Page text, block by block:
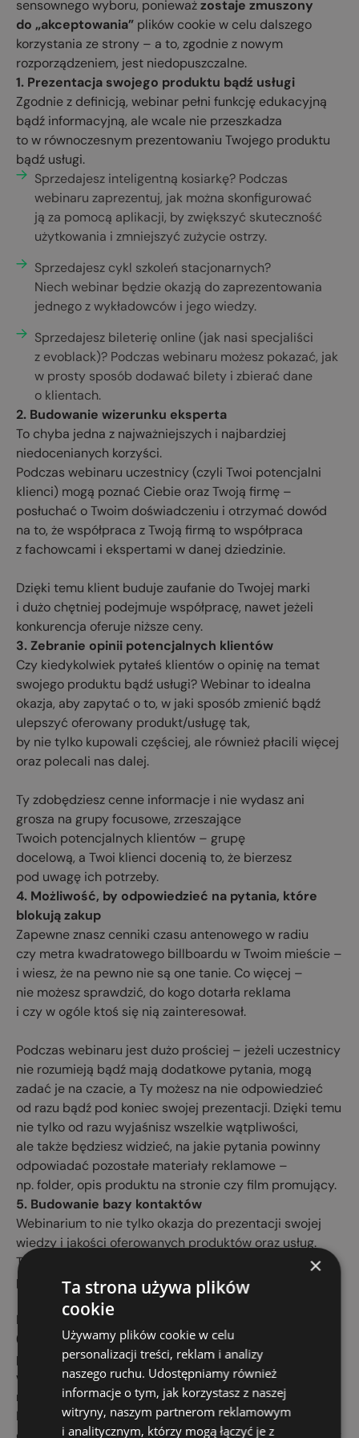
sensownego wyboru, ponieważzostaje zmuszony
do „akceptowania” plików cookie w celu dalszego
korzystania ze strony – a to, zgodnie z nowym
rozporządzeniem, jest niedopuszczalne.
1. Prezentacja swojego produktu bądź usługi
Zgodnie z definicją, webinar pełni funkcję edukacyjną
bądź informacyjną, ale wcale nie przeszkadza
to w równoczesnym prezentowaniu Twojego produktu
bądź usługi.
Sprzedajesz inteligentną kosiarkę? Podczas
webinaru zaprezentuj, jak można skonfigurować
ją za pomocą aplikacji, by zwiększyć skuteczność
użytkowania i zmniejszyć zużycie ostrzy.
Sprzedajesz cykl szkoleń stacjonarnych?
Niech webinar będzie okazją do zaprezentowania
jednego z wykładowców i jego wiedzy.
Sprzedajesz bileterię online (jak nasi specjaliści
z evoblack)? Podczas webinaru możesz pokazać, jak
w prosty sposób dodawać bilety i zbierać dane
o klientach.
2. Budowanie wizerunku eksperta
To chyba jedna z najważniejszych i najbardziej
niedocenianych korzyści.
Podczas webinaru uczestnicy (czyli Twoi potencjalni
klienci) mogą poznać Ciebie oraz Twoją firmę –
posłuchać o Twoim doświadczeniu i otrzymać dowód
na to, że współpraca z Twoją firmą to współpraca
z fachowcami i ekspertami w danej dziedzinie.
Dzięki temu klient buduje zaufanie do Twojej marki
i dużo chętniej podejmuje współpracę, nawet jeżeli
konkurencja oferuje niższe ceny.
3. Zebranie opinii potencjalnych klientów
Czy kiedykolwiek pytałeś klientów o opinię na temat
swojego produktu bądź usługi? Webinar to idealna
okazja, aby zapytać o to, w jaki sposób zmienić bądź
ulepszyć oferowany produkt/usługę tak,
by nie tylko kupowali częściej, ale również płacili więcej
oraz polecali nas dalej.
Ty zdobędziesz cenne informacje i nie wydasz ani
grosza na grupy focusowe, zrzeszające
Twoich potencjalnych klientów – grupę
docelową, a Twoi klienci docenią to, że bierzesz
pod uwagę ich potrzeby.
4. Możliwość, by odpowiedzieć na pytania, które
blokują zakup
Zapewne znasz cenniki czasu antenowego w radiu
czy metra kwadratowego billboardu w Twoim mieście –
i wiesz, że na pewno nie są one tanie. Co więcej –
nie możesz sprawdzić, do kogo dotarła reklama
i czy w ogóle ktoś się nią zainteresował.
Podczas webinaru jest dużo prościej – jeżeli uczestnicy
nie rozumieją bądź mają dodatkowe pytania, mogą
zadać je na czacie, a Ty możesz na nie odpowiedzieć
od razu bądź pod koniec swojej prezentacji. Dzięki temu
nie tylko od razu wyjaśnisz wszelkie wątpliwości,
ale także będziesz widzieć, na jakie pytania powinny
odpowiadać pozostałe materiały reklamowe –
np. folder, opis produktu na stronie czy film promujący.
5. Budowanie bazy kontaktów
Webinarium to nie tylko okazja do prezentacji swojej
wiedzy i jakości oferowanych produktów oraz usług.
To również możliwość poszerzenia bazy swoich
potencjalnych klientów.
Każda z osób, które uczestniczyły w webinarze
(nie licząc konkurencji, która czasem podgląda), jest
potencjalnym klientem. Biorąc udział w wydarzeniu,
wyrazili zainteresowanie ofertą – nawet jeżeli
nie dokonali zakupu zaraz po webinarze.
Narzędzia do obsługi webinarów takie jak ClickMeeting
×
Ta strona używa plików
cookie
Używamy plików cookie w celu
personalizacji treści, reklam i analizy
naszego ruchu. Udostępniamy również
informacje o tym, jak korzystasz z naszej
witryny, naszym partnerom reklamowym
i analitycznym, którzy mogą łączyć je z